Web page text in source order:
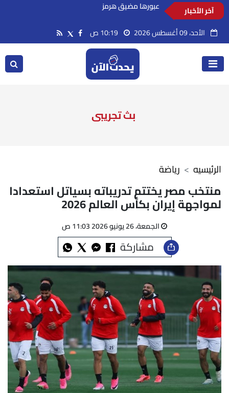
آخر الأخبار
السعودية تدين استهداف ناقلة إماراتية أثناء
الأحد، 09 أغسطس 2026
بث تجريبى
رياضة الرئيسيه
منتخب مصر يختتم تدريباته بسياتل استعدادا
لمواجهة إيران بكأس العالم 2026
الجمعة، 26 يونيو 2026 11:03 ص
مشاركة